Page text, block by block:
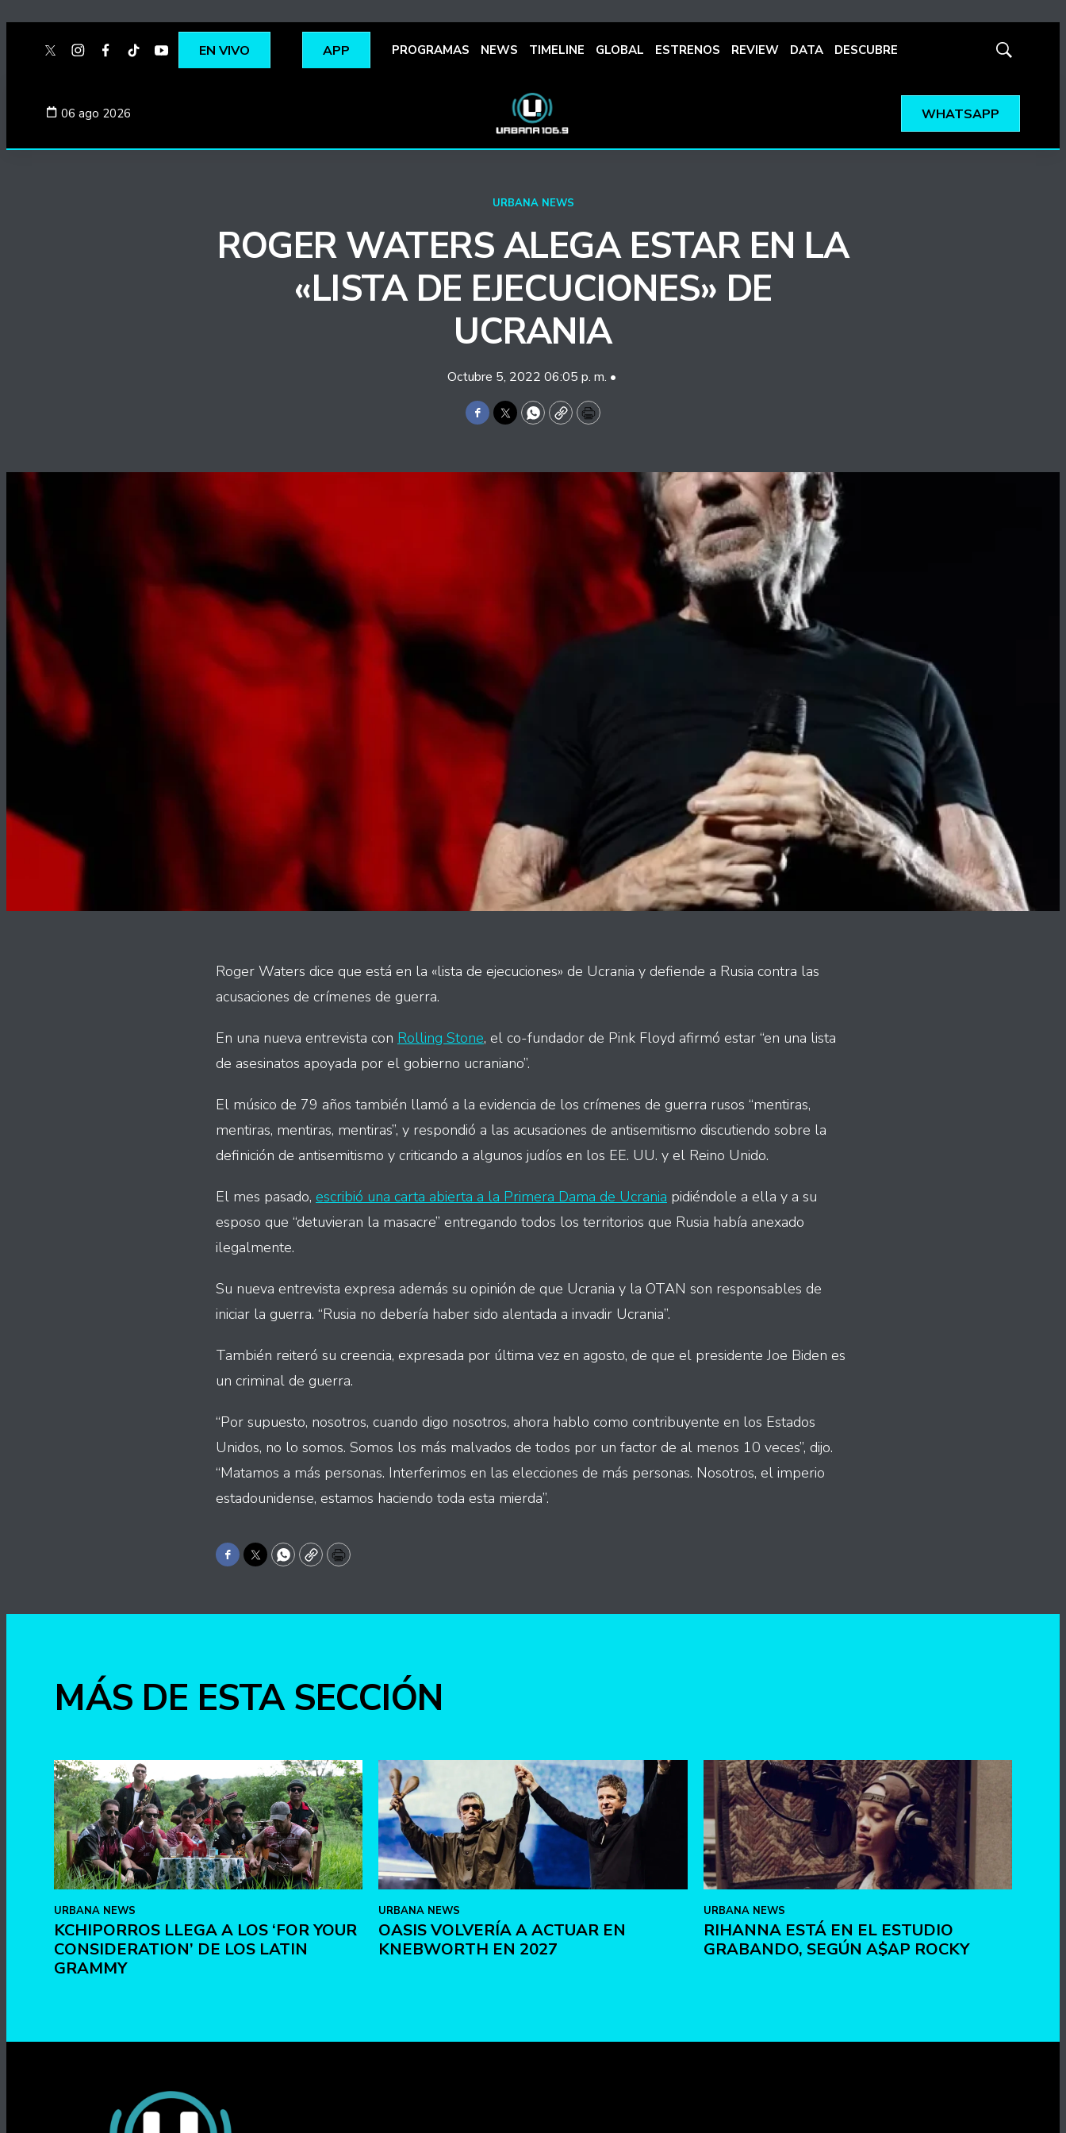
twitterinstagram
facebook
tiktokyoutubespotify
EN VIVO APP PROGRAMAS NEWS TIMELINE GLOBAL ESTRENOS REVIEW DATA DESCUBRE
Mostrar
06 ago 2026 WHATSAPP
URBANA NEWS
ROGER WATERS ALEGA ESTAR EN LA
«LISTA DE EJECUCIONES» DE
UCRANIA
Octubre 5, 2022 06:05 p. m. •
Facebook
TwitterWhatsApp
CopyPrint
Roger Waters dice que está en la «lista de ejecuciones» de Ucrania y defiende a Rusia contra las
acusaciones de crímenes de guerra.
En una nueva entrevista con Rolling Stone, el co-fundador de Pink Floyd afirmó estar “en una lista
de asesinatos apoyada por el gobierno ucraniano”.
El músico de 79 años también llamó a la evidencia de los crímenes de guerra rusos “mentiras,
mentiras, mentiras, mentiras”, y respondió a las acusaciones de antisemitismo discutiendo sobre la
definición de antisemitismo y criticando a algunos judíos en los EE. UU. y el Reino Unido.
El mes pasado, escribió una carta abierta a la Primera Dama de Ucrania pidiéndole a ella y a su
esposo que “detuvieran la masacre” entregando todos los territorios que Rusia había anexado
ilegalmente.
Su nueva entrevista expresa además su opinión de que Ucrania y la OTAN son responsables de
iniciar la guerra. “Rusia no debería haber sido alentada a invadir Ucrania”.
También reiteró su creencia, expresada por última vez en agosto, de que el presidente Joe Biden es
un criminal de guerra.
“Por supuesto, nosotros, cuando digo nosotros, ahora hablo como contribuyente en los Estados
Unidos, no lo somos. Somos los más malvados de todos por un factor de al menos 10 veces”, dijo.
“Matamos a más personas. Interferimos en las elecciones de más personas. Nosotros, el imperio
estadounidense, estamos haciendo toda esta mierda”.
Facebook
TwitterWhatsApp
CopyPrint
MÁS DE ESTA SECCIÓN
URBANA NEWS
KCHIPORROS LLEGA A LOS ‘FOR YOUR
CONSIDERATION’ DE LOS LATIN
GRAMMY
URBANA NEWS
OASIS VOLVERÍA A ACTUAR EN
KNEBWORTH EN 2027
URBANA NEWS
RIHANNA ESTÁ EN EL ESTUDIO
GRABANDO, SEGÚN A$AP ROCKY